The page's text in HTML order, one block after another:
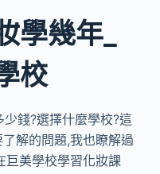
學幾年_
校
錢?選擇什麼學校?這
解的問題,我也瞭解過
巨美學校學習化妝課